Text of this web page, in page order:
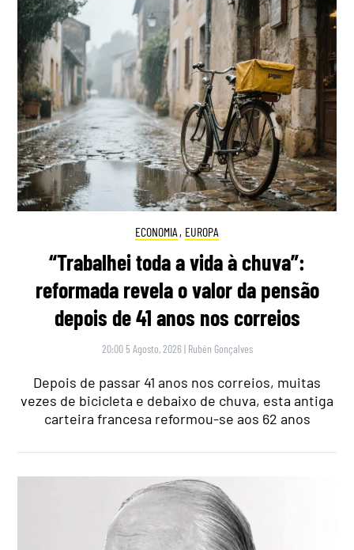
ECONOMIA , EUROPA
“Trabalhei toda a vida à chuva”:
reformada revela o valor da pensão
depois de 41 anos nos correios
20:00 5 Agosto, 2026 | Rubén Gonçalves
Depois de passar 41 anos nos correios, muitas
vezes de bicicleta e debaixo de chuva, esta antiga
carteira francesa reformou-se aos 62 anos